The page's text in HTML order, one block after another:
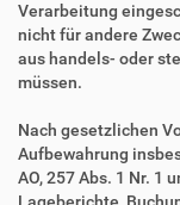
Verarbeitung
nicht für andere
aus handels- oder
müssen.
Nach gesetzlichen
Aufbewahrung
AO, 257 Abs. 1 Nr. 1